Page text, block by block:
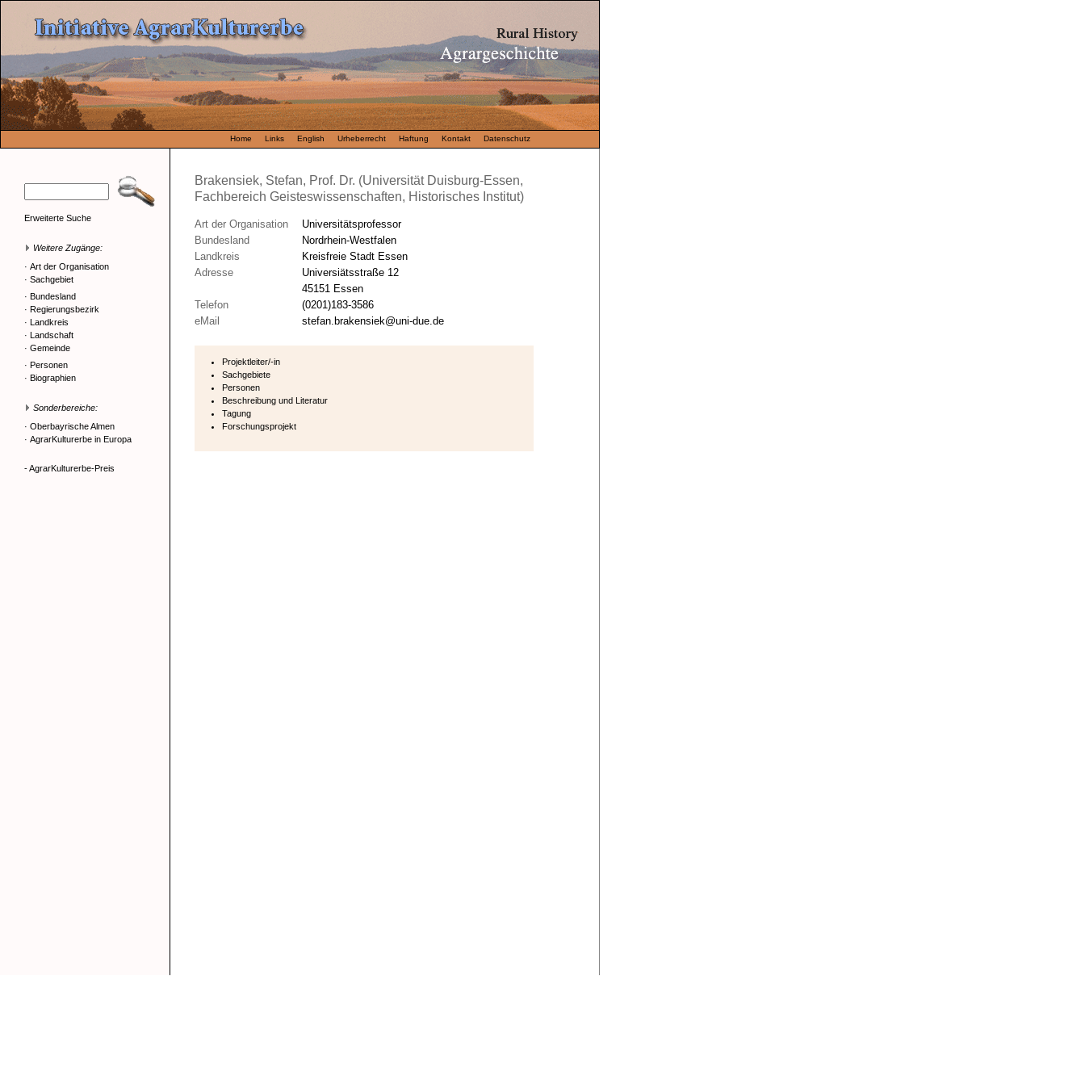
Home Links English Urheberrecht Haftung Kontakt Datenschutz
Erweiterte Suche
Weitere Zugänge:
· Art der Organisation
· Sachgebiet
· Bundesland
· Regierungsbezirk
· Landkreis
· Landschaft
· Gemeinde
· Personen
· Biographien
Sonderbereiche:
· Oberbayrische Almen
· AgrarKulturerbe in Europa
- AgrarKulturerbe-Preis
Brakensiek, Stefan, Prof. Dr. (Universität Duisburg-Essen,
Fachbereich Geisteswissenschaften, Historisches Institut)
Art der Organisation
Universitätsprofessor
Bundesland
Nordrhein-Westfalen
Landkreis
Kreisfreie Stadt Essen
Adresse
Universiätsstraße 12
45151 Essen
Telefon
(0201)183-3586
eMail
stefan.brakensiek@uni-due.de
Projektleiter/-in
Sachgebiete
Personen
Beschreibung und Literatur
Tagung
Forschungsprojekt